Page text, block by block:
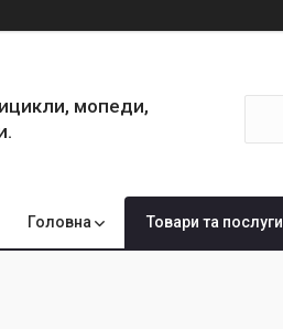
мопеди,
Головна Товари та послуги